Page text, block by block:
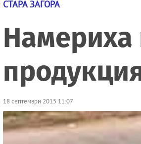
СТАРА ЗАГОРА
Намериха
18 септември 2015 11:07